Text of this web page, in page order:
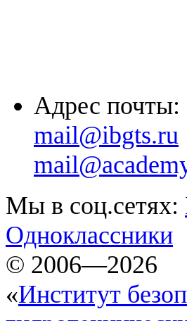
Адрес почты:
mail@ibgts.ru
Мы в соц.сетях:
Одноклассники
© 2006—2026
«Институт